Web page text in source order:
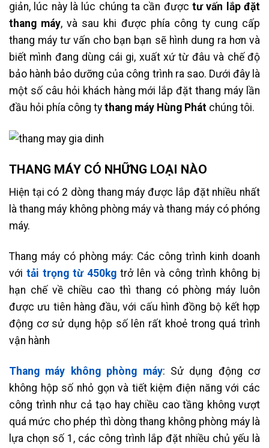
giản, lúc này là lúc chúng ta cần được tư vấn lắp đặt
thang máy, và sau khi được phía công ty cung cấp
thang máy tư vấn cho bạn bạn sẽ hình dung ra hơn và
biết mình đang dùng cái gi, xuất xứ từ đâu và chế độ
bảo hành bảo dưỡng của công trình ra sao. Dưới đây là
một số câu hỏi khách hàng mới lắp đặt thang máy lần
đầu hỏi phía công ty thang máy Hùng Phát chúng tôi.
THANG MÁY CÓ NHỮNG LOẠI NÀO
Hiện tại có 2 dòng thang máy được lắp đặt nhiều nhất
là thang máy không phòng máy và thang máy có phóng
máy.
Thang máy có phòng máy: Các công trình kinh doanh
với tải trọng từ 450kg trở lên và công trình không bị
hạn chế về chiều cao thì thang có phòng máy luôn
được ưu tiên hàng đầu, với cấu hình đồng bộ kết hợp
động cơ sử dụng hộp số lên rất khoẻ trong quá trình
vận hành
Thang máy không phòng máy: Sử dụng động cơ
không hộp số nhỏ gọn và tiết kiệm điện năng với các
công trình như cả tạo hay chiều cao tầng không vượt
quá mức cho phép thì dòng thang không phòng máy là
lựa chọn số 1, các công trình lắp đặt nhiều chủ yếu là